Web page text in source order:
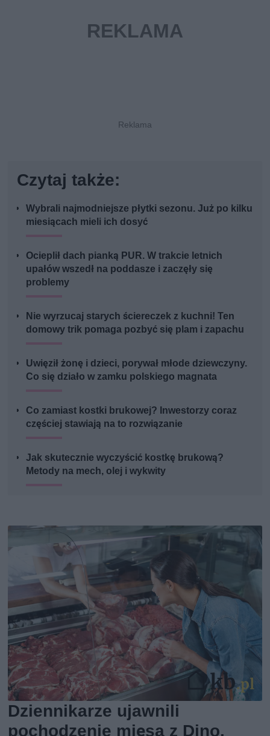
Czytaj także:
Wybrali najmodniejsze płytki sezonu. Już po kilku
miesiącach mieli ich dosyć
Ocieplił dach pianką PUR. W trakcie letnich
upałów wszedł na poddasze i zaczęły się
problemy
Nie wyrzucaj starych ściereczek z kuchni! Ten
domowy trik pomaga pozbyć się plam i zapachu
Uwięził żonę i dzieci, porywał młode dziewczyny.
Co się działo w zamku polskiego magnata
Co zamiast kostki brukowej? Inwestorzy coraz
częściej stawiają na to rozwiązanie
Jak skutecznie wyczyścić kostkę brukową?
Metody na mech, olej i wykwity
Dziennikarze ujawnili
pochodzenie mięsa z Dino.